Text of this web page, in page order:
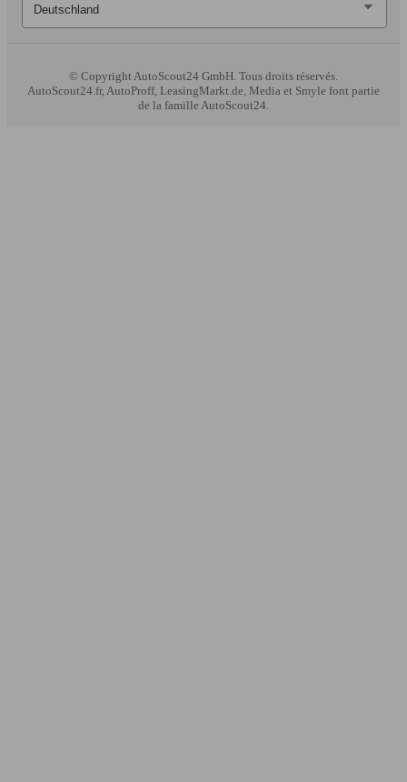
© CopyrightAutoScout24 GmbH. Tous droits réservés.
AutoScout24.fr, AutoProff, LeasingMarkt.de, Media et Smyle font partie
de la famille AutoScout24.